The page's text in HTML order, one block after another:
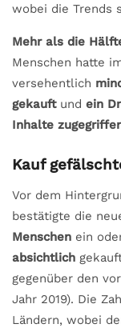
wobei die Trends
Mehr als die
Menschen hatte
versehentlich
gekauftund ein
Inhalte
Kauf
Vor dem
bestätigte die
Menschen ein
absichtlich
gegenüber den
Jahr 2019). Die
Ländern, wobei